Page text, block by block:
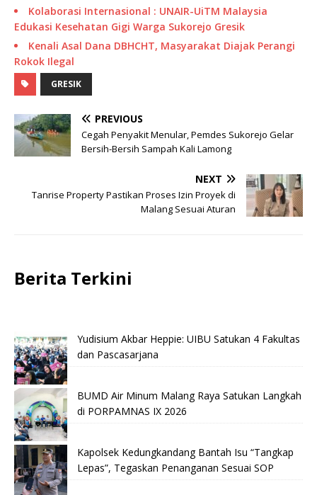
Kolaborasi Internasional : UNAIR-UiTM Malaysia
Edukasi Kesehatan Gigi Warga Sukorejo Gresik
Kenali Asal Dana DBHCHT, Masyarakat Diajak Perangi
Rokok Ilegal
GRESIK
PREVIOUS
Cegah Penyakit Menular, Pemdes Sukorejo Gelar
Bersih-Bersih Sampah Kali Lamong
NEXT
Tanrise Property Pastikan Proses Izin Proyek di
Malang Sesuai Aturan
Berita Terkini
Yudisium Akbar Heppie: UIBU Satukan 4 Fakultas
dan Pascasarjana
BUMD Air Minum Malang Raya Satukan Langkah
di PORPAMNAS IX 2026
Kapolsek Kedungkandang Bantah Isu “Tangkap
Lepas”, Tegaskan Penanganan Sesuai SOP